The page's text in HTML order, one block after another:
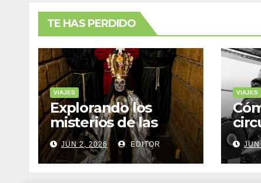
TE HAS PERDIDO
VIAJES
Explorando los
misterios de las
ruinas mayas en la
selva de Yucatán
JUN 2, 2026 EDITOR
VIAJES